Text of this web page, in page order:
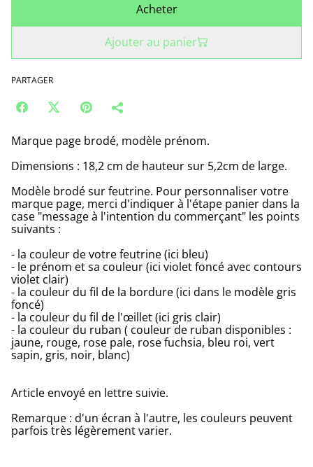
Acheter
Ajouter au panier
PARTAGER
Marque page brodé, modèle prénom.
Dimensions : 18,2 cm de hauteur sur 5,2cm de large.
Modèle brodé sur feutrine. Pour personnaliser votre
marque page, merci d'indiquer à l'étape panier dans la
case "message à l'intention du commerçant" les points
suivants :
- la couleur de votre feutrine (ici bleu)
- le prénom et sa couleur (ici violet foncé avec contours
violet clair)
- la couleur du fil de la bordure (ici dans le modèle gris
foncé)
- la couleur du fil de l'œillet (ici gris clair)
- la couleur du ruban ( couleur de ruban disponibles :
jaune, rouge, rose pale, rose fuchsia, bleu roi, vert
sapin, gris, noir, blanc)
Article envoyé en lettre suivie.
Remarque : d'un écran à l'autre, les couleurs peuvent
parfois très légèrement varier.